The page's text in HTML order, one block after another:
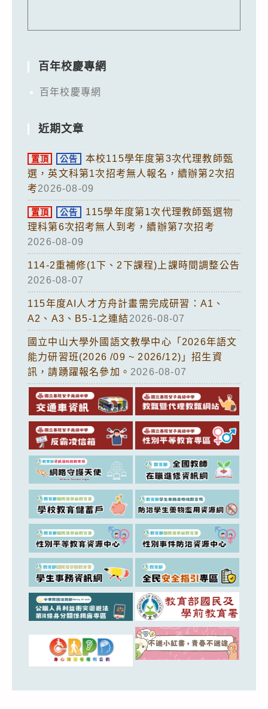
百年校慶專網
百年校慶專網
近期文章
置頂 公告
本校115學年度第3次代理教師甄
選，英文科第1次招考無人報名，續辦第2次招
考2026-08-09
置頂 公告
115學年度第1次代理教師甄選物
理科第6次招考無人到考，續辦第7次招考
2026-08-09
114-2重補修(1下、2下課程)上課時間調整公告
2026-08-07
115年度AI人才方舟計畫需完成研習：A1、
A2、A3、B5-1之連結2026-08-07
國立中山大學外國語文教學中心「2026年語文
能力研習班(2026 /09 ~ 2026/12)」招生資
訊，請踴躍報名參加。 2026-08-07